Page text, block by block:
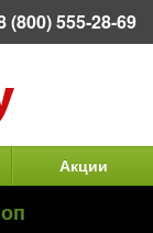
Акции
(800) 555-28-69